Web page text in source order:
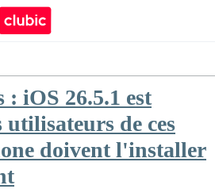
: iOS 26.5.1 est
de ces
doivent l'installer